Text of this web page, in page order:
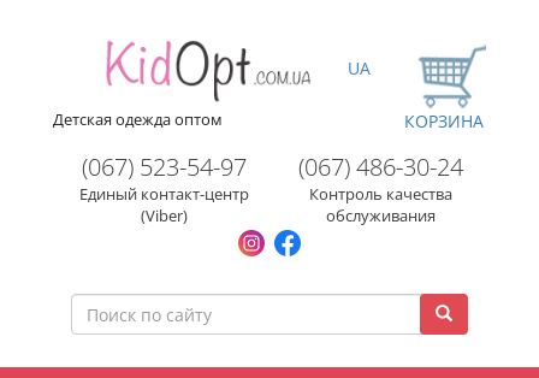
Детская одежда оптом
(067) 523-54-97
Единый контакт-центр
(Viber)
(067) 486-30-24
Контроль качества
обслуживания
UA
КОРЗИНА